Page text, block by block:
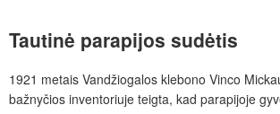
Tautinė parapijos sudėtis
1921 metais Vandžiogalos klebono Vinco
bažnyčios inventoriuje teigta, kad parapijoje